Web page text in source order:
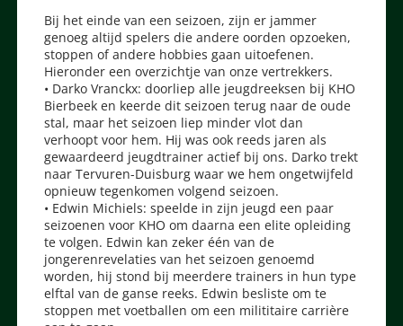
Bij het einde van een seizoen, zijn er jammer
genoeg altijd spelers die andere oorden opzoeken,
stoppen of andere hobbies gaan uitoefenen.
Hieronder een overzichtje van onze vertrekkers.
• Darko Vranckx: doorliep alle jeugdreeksen bij KHO
Bierbeek en keerde dit seizoen terug naar de oude
stal, maar het seizoen liep minder vlot dan
verhoopt voor hem. Hij was ook reeds jaren als
gewaardeerd jeugdtrainer actief bij ons. Darko trekt
naar Tervuren-Duisburg waar we hem ongetwijfeld
opnieuw tegenkomen volgend seizoen.
• Edwin Michiels: speelde in zijn jeugd een paar
seizoenen voor KHO om daarna een elite opleiding
te volgen. Edwin kan zeker één van de
jongerenrevelaties van het seizoen genoemd
worden, hij stond bij meerdere trainers in hun type
elftal van de ganse reeks. Edwin besliste om te
stoppen met voetballen om een milititaire carrière